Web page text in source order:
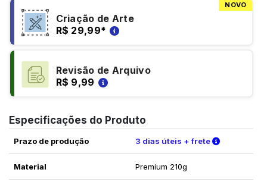
NOVO
Criação de Arte
R$ 29,99*
Revisão de Arquivo
R$ 9,99
Especificações do Produto
Prazo de produção 3 dias úteis + frete Verifique
Material Premium 210g